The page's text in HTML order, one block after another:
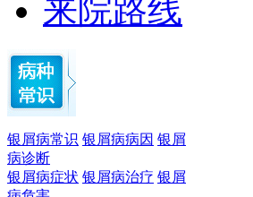
来院路线
银屑病常识 银屑病病因 银屑
病诊断
银屑病症状 银屑病治疗 银屑